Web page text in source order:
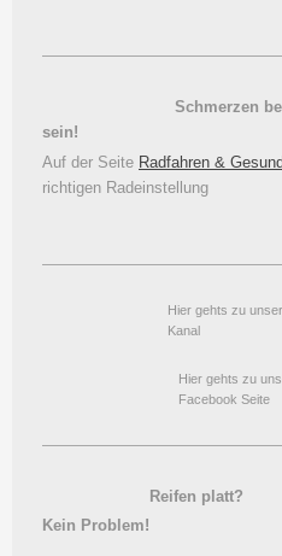
Schmerzen
sein!
Auf der Seite Radfahren &
richtigen Radeinstellung
Hier gehts zu
Kanal
Hier gehts zu
Facebook Seite
Reifen platt?
Kein Problem!